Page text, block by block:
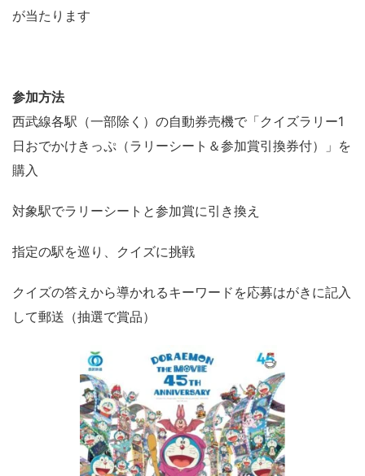
が当たります
参加方法
西武線各駅（一部除く）の自動券売機で「クイズラリー1
日おでかけきっぷ（ラリーシート＆参加賞引換券付）」を
購入
対象駅でラリーシートと参加賞に引き換え
指定の駅を巡り、クイズに挑戦
クイズの答えから導かれるキーワードを応募はがきに記入
して郵送（抽選で賞品）